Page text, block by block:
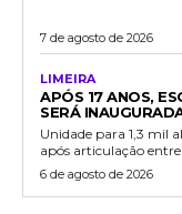
7 de agosto de 2026
LIMEIRA
APÓS 17 ANOS,
SERÁ
Unidade para 1,3 mil
após articulação entre
6 de agosto de 2026